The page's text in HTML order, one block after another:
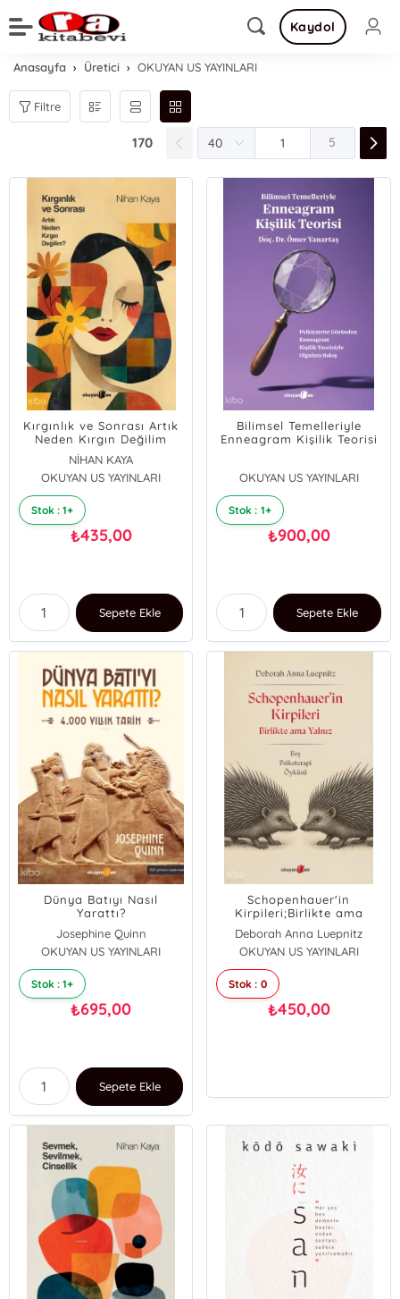
Kaydol
Anasayfa Üretici OKUYAN US YAYINLARI
Filtre
170 5
Kırgınlık ve Sonrası Artık
Neden Kırgın Değilim
NİHAN KAYA
OKUYAN US YAYINLARI
Stok : 1+
₺435,00
Sepete Ekle
Bilimsel Temelleriyle
Enneagram Kişilik Teorisi
OKUYAN US YAYINLARI
Stok : 1+
₺900,00
Sepete Ekle
Dünya Batıyı Nasıl
Yarattı?
Josephine Quinn
OKUYAN US YAYINLARI
Stok : 1+
₺695,00
Sepete Ekle
Schopenhauer'in
Kirpileri;Birlikte ama
Yalnız - Beş Psikoterapi
Öyküsü
Deborah Anna Luepnitz
OKUYAN US YAYINLARI
Stok : 0
₺450,00